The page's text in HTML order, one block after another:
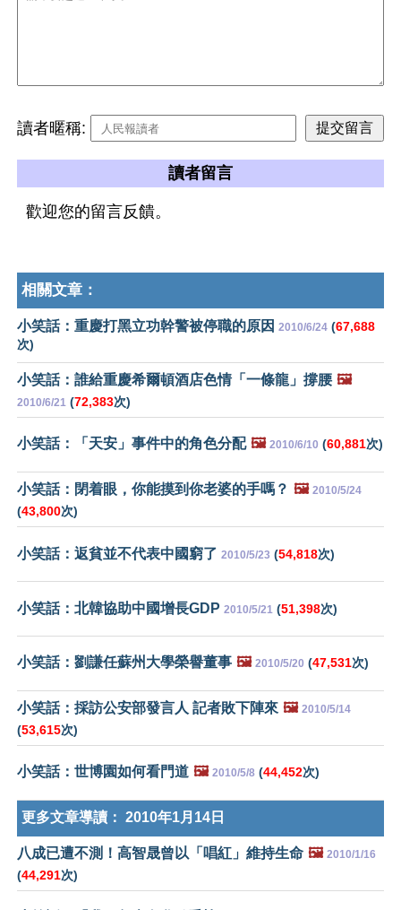
讀者暱稱:
讀者留言
歡迎您的留言反饋。
相關文章：
小笑話：重慶打黑立功幹警被停職的原因 2010/6/24 (67,688
次)
小笑話：誰給重慶希爾頓酒店色情「一條龍」撐腰 🖼️
2010/6/21 (72,383次)
小笑話：「天安」事件中的角色分配 🖼️ 2010/6/10 (60,881次)
小笑話：閉着眼，你能摸到你老婆的手嗎？ 🖼️ 2010/5/24
(43,800次)
小笑話：返貧並不代表中國窮了 2010/5/23 (54,818次)
小笑話：北韓協助中國增長GDP 2010/5/21 (51,398次)
小笑話：劉謙任蘇州大學榮譽董事 🖼️ 2010/5/20 (47,531次)
小笑話：採訪公安部發言人 記者敗下陣來 🖼️ 2010/5/14
(53,615次)
小笑話：世博園如何看門道 🖼️ 2010/5/8 (44,452次)
更多文章導讀： 2010年1月14日
八成已遭不測！高智晟曾以「唱紅」維持生命 🖼️ 2010/1/16
(44,291次)